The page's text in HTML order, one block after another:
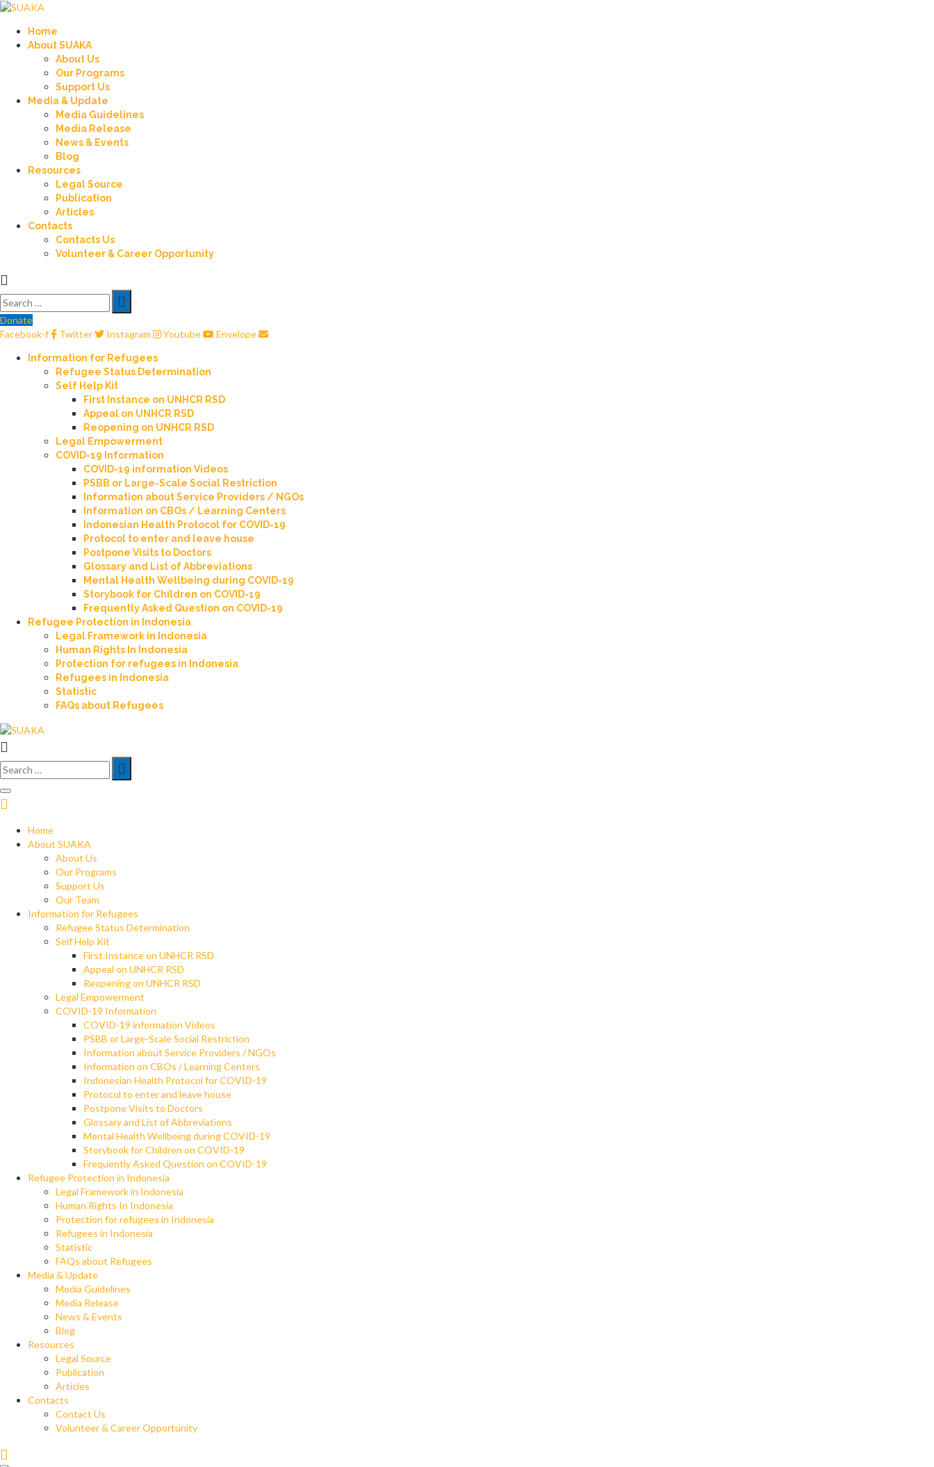
Home
About SUAKA
About Us
Our Programs
Support Us
Media & Update
Media Guidelines
Media Release
News & Events
Blog
Resources
Legal Source
Publication
Articles
Contacts
Contacts Us
Volunteer & Career Opportunity
Search
for:
Donate
Facebook-f
Twitter Instagram Youtube Envelope
Information for Refugees
Refugee Status Determination
Self Help Kit
First Instance on UNHCR RSD
Appeal on UNHCR RSD
Reopening on UNHCR RSD
Legal Empowerment
COVID-19 Information
COVID-19 information Videos
PSBB or Large-Scale Social Restriction
Information about Service Providers / NGOs
Information on CBOs / Learning Centers
Indonesian Health Protocol for COVID-19
Protocol to enter and leave house
Postpone Visits to Doctors
Glossary and List of Abbreviations
Mental Health Wellbeing during COVID-19
Storybook for Children on COVID-19
Frequently Asked Question on COVID-19
Refugee Protection in Indonesia
Legal Framework in Indonesia
Human Rights In Indonesia
Protection for refugees in Indonesia
Refugees in Indonesia
Statistic
FAQs about Refugees
Search
for:
Home
About SUAKA
About Us
Our Programs
Support Us
Our Team
Information for Refugees
Refugee Status Determination
Self Help Kit
First Instance on UNHCR RSD
Appeal on UNHCR RSD
Reopening on UNHCR RSD
Legal Empowerment
COVID-19 Information
COVID-19 information Videos
PSBB or Large-Scale Social Restriction
Information about Service Providers / NGOs
Information on CBOs / Learning Centers
Indonesian Health Protocol for COVID-19
Protocol to enter and leave house
Postpone Visits to Doctors
Glossary and List of Abbreviations
Mental Health Wellbeing during COVID-19
Storybook for Children on COVID-19
Frequently Asked Question on COVID-19
Refugee Protection in Indonesia
Legal Framework in Indonesia
Human Rights In Indonesia
Protection for refugees in Indonesia
Refugees in Indonesia
Statistic
FAQs about Refugees
Media & Update
Media Guidelines
Media Release
News & Events
Blog
Resources
Legal Source
Publication
Articles
Contacts
Contact Us
Volunteer & Career Opportunity